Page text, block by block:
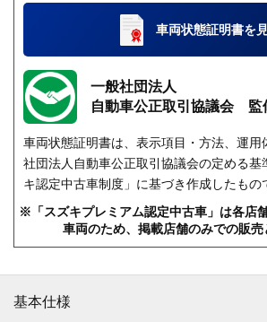
車両状態証明書を
一般社団法人
自動車公正取引協議会 監
車両状態証明書は、表示項目・方法、運用
社団法人自動車公正取引協議会の定める基
キ認定中古車制度」に基づき作成したもの
※「スズキプレミアム認定中古車」は各店
車両のため、掲載店舗のみでの販売
基本仕様